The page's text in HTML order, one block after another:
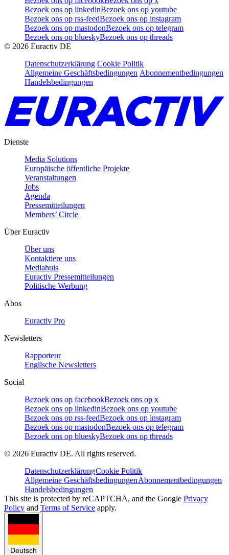
Bezoek ons op linkedinBezoek ons op youtube
Bezoek ons op rss-feedBezoek ons op instagram
Bezoek ons op mastodonBezoek ons op telegram
Bezoek ons op blueskyBezoek ons op threads
© 2026 Euractiv DE
Datenschutzerklärung Cookie Politik
Allgemeine Geschäftsbedingungen Abonnementbedingungen
Handelsbedingungen
Dienste
Media Solutions
Europäische öffentliche Projekte
Veranstaltungen
Jobs
Agenda
Pressemitteilungen
Members’ Circle
Über Euractiv
Über uns
Kontaktiere uns
Mediahuis
Euractiv Pressemitteilungen
Politische Werbung
Abos
Euractiv Pro
Newsletters
Rapporteur
Englische Newsletters
Social
Bezoek ons op facebookBezoek ons op x
Bezoek ons op linkedinBezoek ons op youtube
Bezoek ons op rss-feedBezoek ons op instagram
Bezoek ons op mastodonBezoek ons op telegram
Bezoek ons op blueskyBezoek ons op threads
© 2026 Euractiv DE. All rights reserved.
DatenschutzerklärungCookie Politik
Allgemeine GeschäftsbedingungenAbonnementbedingungen
Handelsbedingungen
This site is protected by reCAPTCHA, and the Google Privacy
Policy and Terms of Service apply.
Deutsch